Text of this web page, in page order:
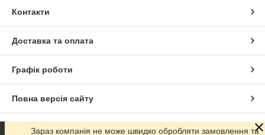
Контакти
Доставка та оплата
Графік роботи
Повна версія сайту
Сайт створено на маркетплейсі Prom.ua
Зараз компанія не може швидко обробляти замовлення та